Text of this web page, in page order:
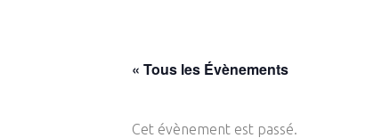
« Tous les Évènements
Cet évènement est passé.